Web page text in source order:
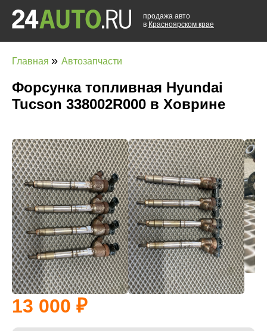
продажа авто
в Красноярском крае
Главная » Автозапчасти
Форсунка топливная Hyundai
Tucson 338002R000 в Ховрине
13 000